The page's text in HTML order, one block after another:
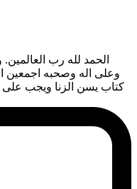
الحمد لله رب
وعلى اله وصحبه اجمعين
كتاب يسن الزنا ويجب